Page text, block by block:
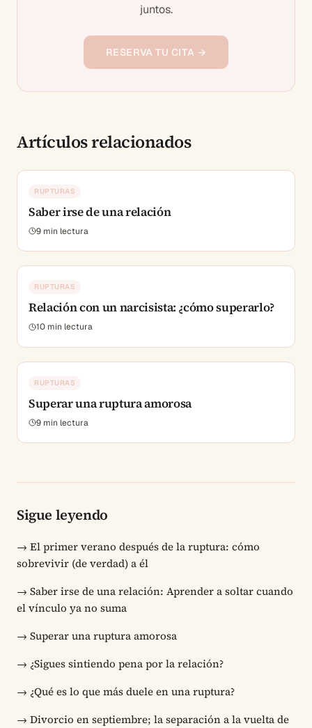
juntos.
RESERVA TU CITA →
Artículos relacionados
RUPTURAS
Saber irse de una relación
9 min lectura
RUPTURAS
Relación con un narcisista: ¿cómo superarlo?
10 min lectura
RUPTURAS
Superar una ruptura amorosa
9 min lectura
Sigue leyendo
→ El primer verano después de la ruptura: cómo
sobrevivir (de verdad) a él
→ Saber irse de una relación: Aprender a soltar cuando
el vínculo ya no suma
→ Superar una ruptura amorosa
→ ¿Sigues sintiendo pena por la relación?
→ ¿Qué es lo que más duele en una ruptura?
→ Divorcio en septiembre; la separación a la vuelta de